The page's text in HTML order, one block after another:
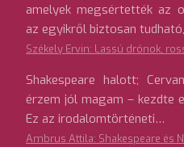
amelyek megsértették az
az egyikről biztosan
Székely Ervin: Lassú drónok,
Shakespeare halott;
érzem jól magam – kezdte
Ez az irodalomtörténeti…
Ambrus Attila: Shakespeare és